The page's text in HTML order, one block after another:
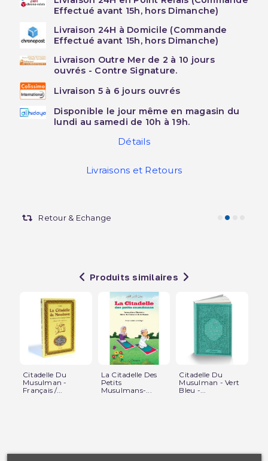
Effectué avant 15h, hors Dimanche)
Livraison 24H à Domicile (Commande
Effectué avant 15h, hors Dimanche)
Livraison Outre Mer de 2 à 10 jours
ouvrés - Contre Signature.
Livraison 5 à 6 jours ouvrés
Disponible le jour même en magasin du
lundi au samedi de 10h à 19h.
Détails
Livraisons et Retours
Retour & Echange
Produits similaires
Citadelle Du
Musulman -
Français /...
La Citadelle Des
Petits
Musulmans-...
Citadelle Du
Musulman - Vert
Bleu -...